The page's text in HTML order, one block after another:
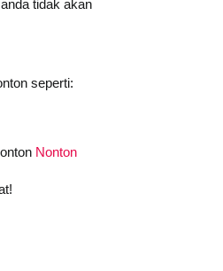
tidak akan
seperti:
Nonton